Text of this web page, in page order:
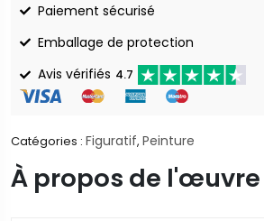
Paiement sécurisé
Emballage de protection
Avis vérifiés 4.7
Catégories : Figuratif, Peinture
À propos de l'œuvre